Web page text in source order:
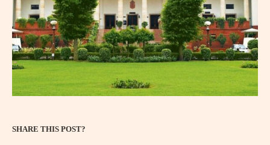
SHARE THIS POST?